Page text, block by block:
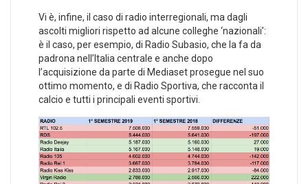
Vi è, infine, il caso di radio interregionali, ma dagli
ascolti migliori rispetto ad alcune colleghe ‘nazionali’:
è il caso, per esempio, di Radio Subasio, che la fa da
padrona nell’Italia centrale e anche dopo
l’acquisizione da parte di Mediaset prosegue nel suo
ottimo momento, e di Radio Sportiva, che racconta il
calcio e tutti i principali eventi sportivi.